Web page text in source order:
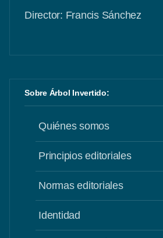
Director: Francis Sánchez
Sobre Árbol Invertido:
Quiénes somos
Principios editoriales
Normas editoriales
Identidad